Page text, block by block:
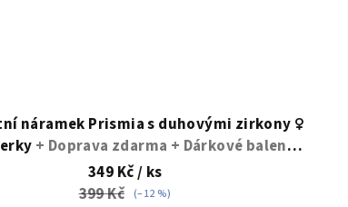
náramek Prismia s duhovými zirkony ♀️
+ Doprava zdarma + Dárkové balení
zdarma
349 Kč/ ks
399 Kč (–12 %)